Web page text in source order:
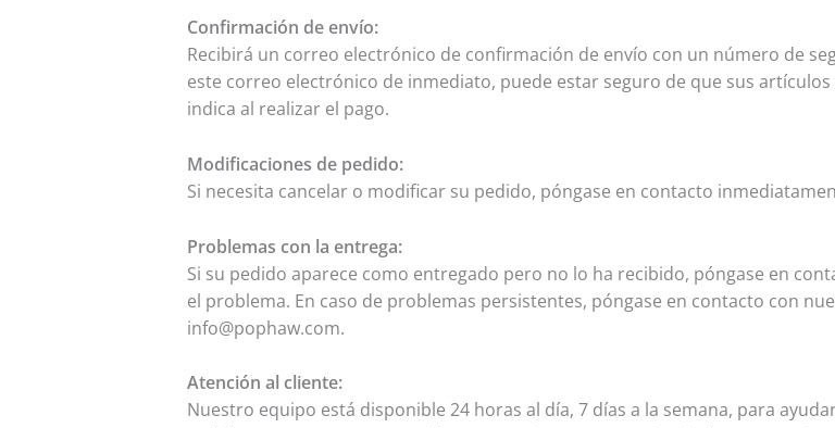
Confirmación de envío:
Recibirá un correo electrónico de confirmación de envío con un número de
este correo electrónico de inmediato, puede estar seguro de que sus
indica al realizar el pago.
Modificaciones de pedido:
Si necesita cancelar o modificar su pedido, póngase en contacto
Problemas con la entrega:
Si su pedido aparece como entregado pero no lo ha recibido, póngase en
el problema. En caso de problemas persistentes, póngase en contacto con
info@pophaw.com.
Atención al cliente:
Nuestro equipo está disponible 24 horas al día, 7 días a la semana, para